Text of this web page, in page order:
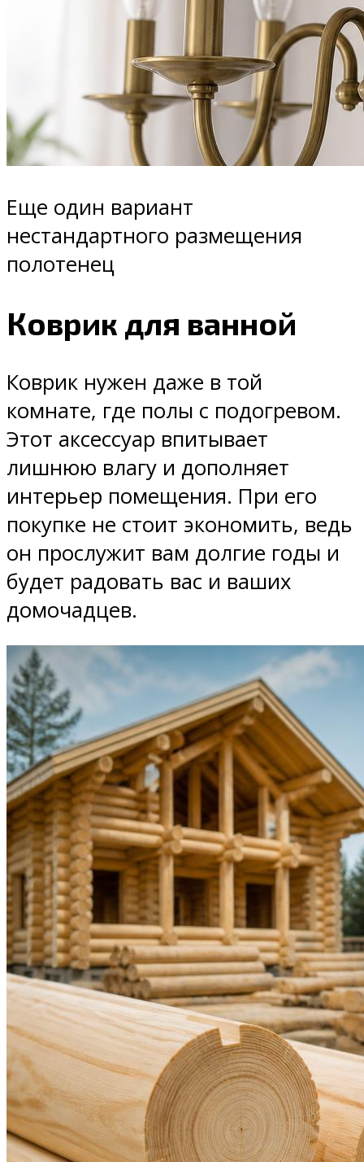
Еще один вариант
нестандартного размещения
полотенец
Коврик для ванной
Коврик нужен даже в той
комнате, где полы с подогревом.
Этот аксессуар впитывает
лишнюю влагу и дополняет
интерьер помещения. При его
покупке не стоит экономить, ведь
он прослужит вам долгие годы и
будет радовать вас и ваших
домочадцев.